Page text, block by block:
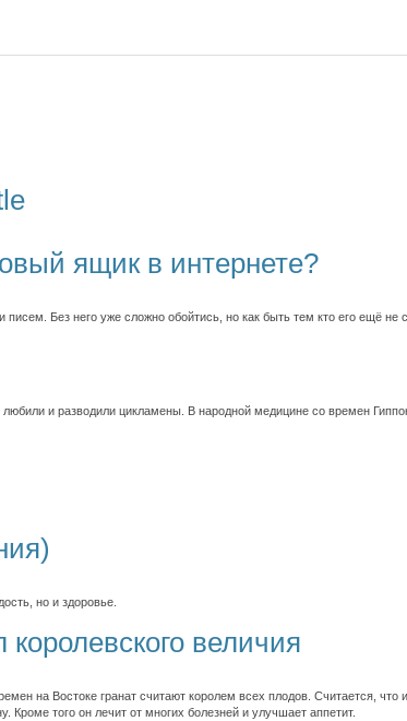
ящик в интернете?
писем. Без него уже сложно обойтись, но как быть тем кто его ещё
и разводили цикламены. В народной медицине со времен
но и здоровье.
величия
на Востоке гранат считают королем всех плодов. Считается,
Кроме того он лечит от многих болезней и улучшает аппетит.